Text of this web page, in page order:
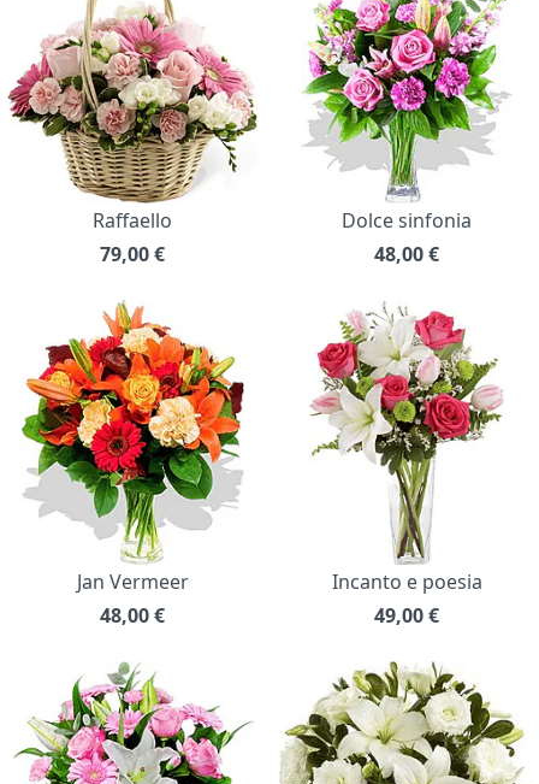
Raffaello
79,00€
Dolce sinfonia
48,00€
Jan Vermeer
48,00€
Incanto e poesia
49,00€